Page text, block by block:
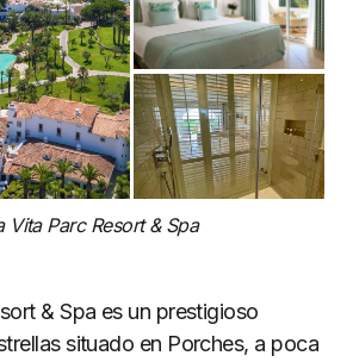
Vita Parc Resort & Spa
& Spa es un prestigioso
situado en Porches, a poca